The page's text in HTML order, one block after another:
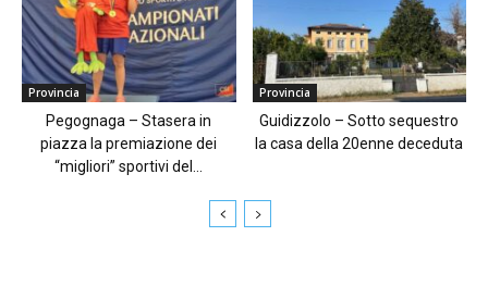
Provincia
Pegognaga – Stasera in
piazza la premiazione dei
“migliori” sportivi del...
Provincia
Guidizzolo – Sotto sequestro
la casa della 20enne deceduta